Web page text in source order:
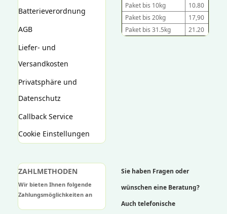
Batterieverordnung
AGB
Liefer- und
Versandkosten
Privatsphäre und
Datenschutz
Callback Service
Cookie Einstellungen
Paket bis 10kg
10.80
Paket bis 20kg
17,90
Paket bis 31.5kg
21.20
ZAHLMETHODEN
Wir bieten Ihnen folgende
Zahlungsmöglichkeiten an
Sie haben Fragen oder
wünschen eine Beratung?
Auch telefonische